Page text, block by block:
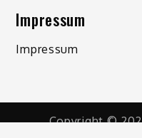
Impressum
Impressum
Copyright ©